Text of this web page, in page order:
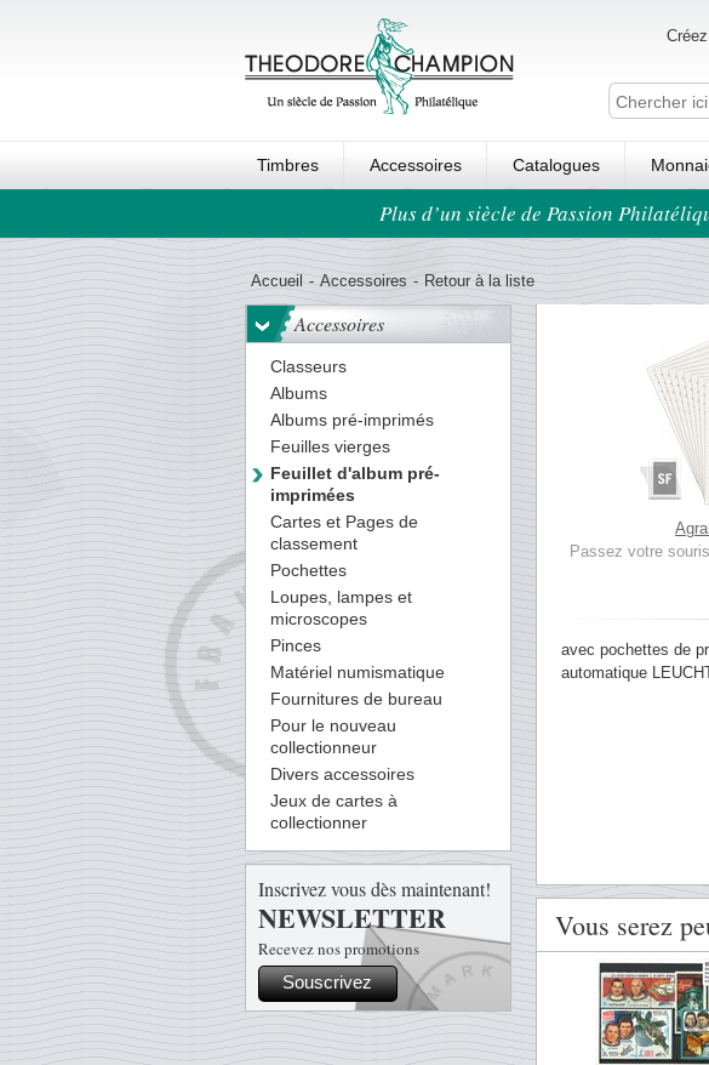
Timbres Accessoires Catalogues
Ordre au panierPlus d’un siècle de Passion
Accueil - Accessoires - Retour à la liste
Accessoires
Classeurs
Albums
Albums pré-imprimés
Feuilles vierges
Feuillet d'album pré-
imprimées
Cartes et Pages de
classement
Pochettes
Loupes, lampes et
microscopes
Pinces
Matériel numismatique
Fournitures de bureau
Pour le nouveau
collectionneur
Divers accessoires
Jeux de cartes à
collectionner
Inscrivez vous dès maintenant!
NEWSLETTER
Recevez nos promotions
Souscrivez
Passez votre
avec pochettes de
automatique
Vous serez